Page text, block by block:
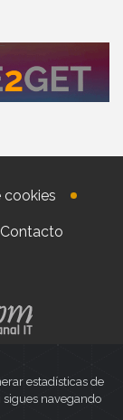
cookies
Contacto
estadísticas de
navegando